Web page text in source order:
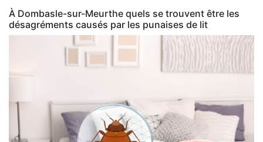
À Dombasle-sur-Meurthe quels se trouvent être les
désagréments causés par les punaises de lit